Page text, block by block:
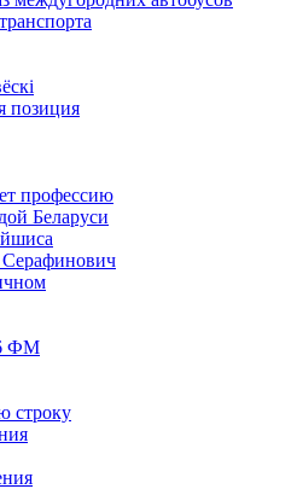
позиция
профессию
Беларуси
ФМ
строку